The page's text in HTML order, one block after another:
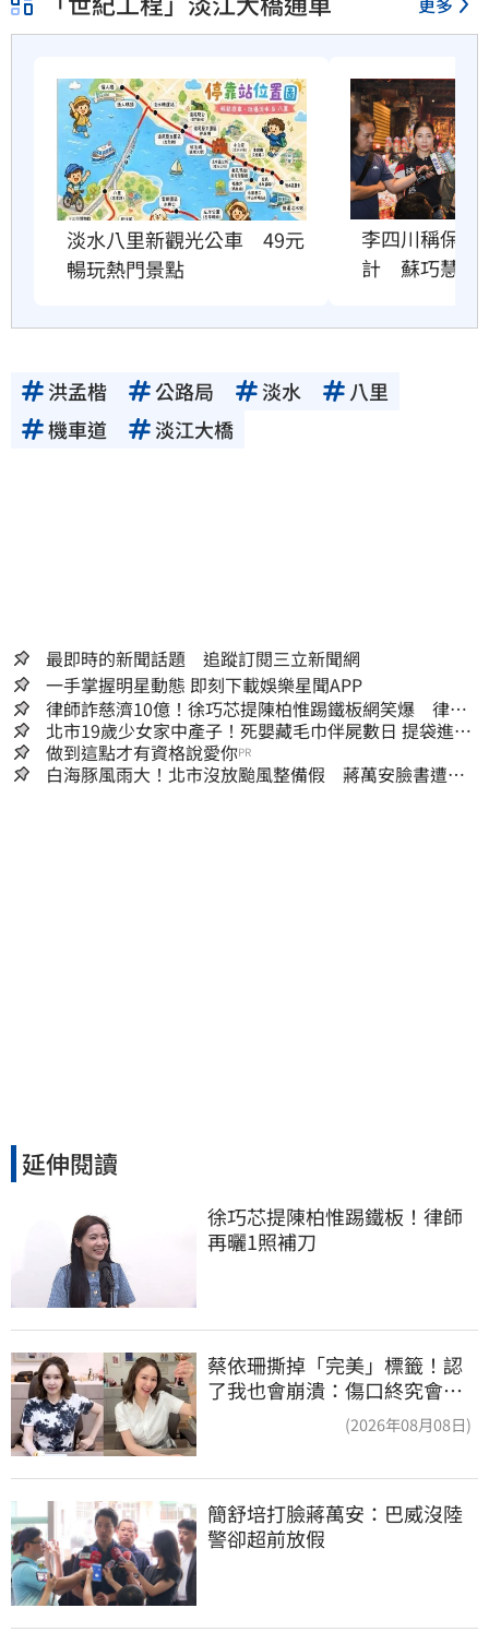
淡水八里新觀光公車　49元
暢玩熱門景點
李四川稱保住
計　蘇巧慧說
洪孟楷 公路局 淡水
八里
機車道
淡江大橋
最即時的新聞話題 追蹤訂閱三立新聞網
一手掌握明星動態 即刻下載娛樂星聞APP
律師詐慈濟10億！徐巧芯提陳柏惟踢鐵板網笑爆 律師
再曬1照補刀
北市19歲少女家中產子！死嬰藏毛巾伴屍數日 提袋進派
出所嚇壞警員
做到這點才有資格說愛你PR
白海豚風雨大！北市沒放颱風整備假 蔣萬安臉書遭網
延伸閱讀
徐巧芯提陳柏惟踢鐵板！律師
再曬1照補刀
蔡依珊撕掉「完美」標籤！認
了我也會崩潰：傷口終究會癒
(2026年08月08日)
簡舒培打臉蔣萬安：巴威沒陸
警卻超前放假